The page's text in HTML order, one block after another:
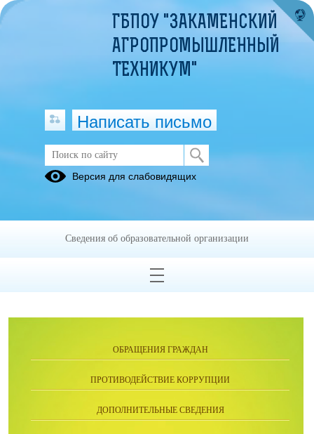
Наставничество
ОБРАЩЕНИЯ ГРАЖДАН
ПРОТИВОДЕЙСТВИЕ КОРРУПЦИИ
ДОПОЛНИТЕЛЬНЫЕ СВЕДЕНИЯ
ГБПОУ "ЗАКАМЕНСКИЙ
АГРОПРОМЫШЛЕННЫЙ
ТЕХНИКУМ"
Написать письмо
Версия для слабовидящих
Сведения об образовательной организации